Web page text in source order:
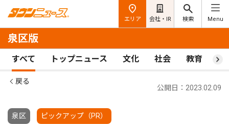
エリア 会社・IR 検索 Menu
泉区版
すべて トップニュース 文化 社会 教育 ス
戻る
泉区 ピックアップ（PR）
公開日：2023.02.09